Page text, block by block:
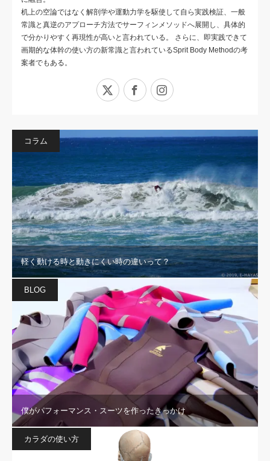
机上の空論ではなく解剖学や運動力学を駆使して自ら実践検証、一般
常識と真逆のアプローチ方法でサーフィンメソッドへ展開し、具体的
で分かりやすく再現性が高いと言われている。 さらに、即実践できて
画期的な体幹の使い方の新常識と言われているSprit Body Methodの考
案者でもある。
Facebook
コラム
軽く動ける時と動きにくい時の違いって？
BLOG
僕がパフォーマンス・スーツを作ったきっかけ
カラダの使い方